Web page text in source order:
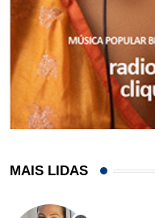
MAIS LIDAS